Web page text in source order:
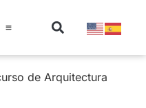
de Arquitectura